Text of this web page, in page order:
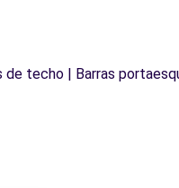
techo | Barras